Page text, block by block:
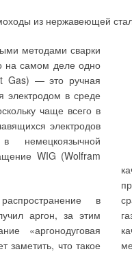
методами сварки
на самом деле одно
Gas) — это ручная
электродом в среде
чаще всего в
электродов
немецкоязычной
WIG (Wolfram
в
аргон, за этим
«аргонодуговая
заметить, что такое
сигнала в случае,
что является
системе. Также они
о неожиданном
неисправностей—
инструментом
работы сетей
иметь систему
В
→ Когалым: онлайн-
ЖУРНАЛ СОК НОЯБРЬ 2013